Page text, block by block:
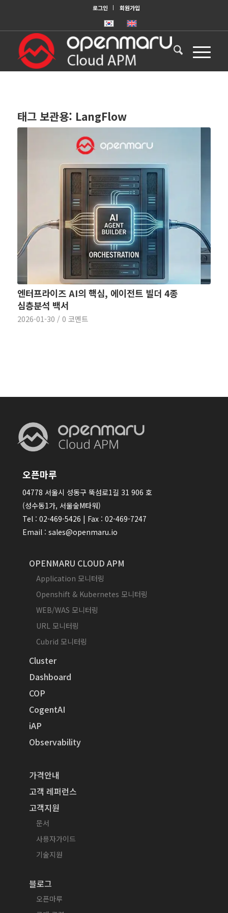
로그인 회원가입
태그 보관용: LangFlow
엔터프라이즈 AI의 핵심, 에이전트 빌더 4종
심층분석 백서
2026-01-30 / 0 코멘트
오픈마루
04778 서울시 성동구 뚝섬로1길 31 906 호
(성수동1가, 서울숲M타워)
Tel : 02-469-5426 | Fax : 02-469-7247
Email : sales@openmaru.io
OPENMARU CLOUD APM
Application 모니터링
Openshift & Kubernetes 모니터링
WEB/WAS 모니터링
URL 모니터링
Cubrid 모니터링
Cluster
Dashboard
COP
CogentAI
iAP
Observability
가격안내
고객 레퍼런스
고객지원
문서
사용자가이드
기술지원
블로그
오픈마루